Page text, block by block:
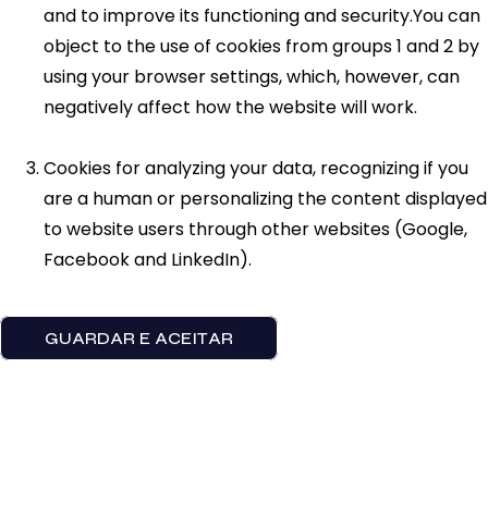
and to improve its functioning and security.You can
object to the use of cookies from groups 1 and 2 by
using your browser settings, which, however, can
negatively affect how the website will work.
Cookies for analyzing your data, recognizing if you
are a human or personalizing the content displayed
to website users through other websites (Google,
Facebook and LinkedIn).
GUARDAR E ACEITAR